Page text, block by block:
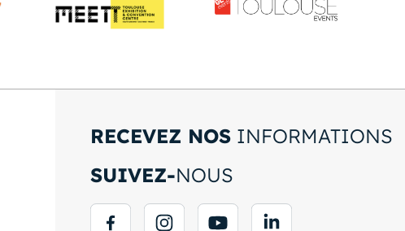
RECEVEZ NOSINFORMATIONS
SUIVEZ-NOUS